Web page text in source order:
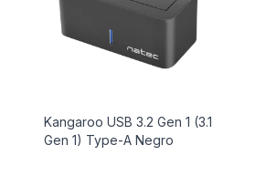
Kangaroo USB 3.2 Gen 1 (3.1
Gen 1) Type-A Negro